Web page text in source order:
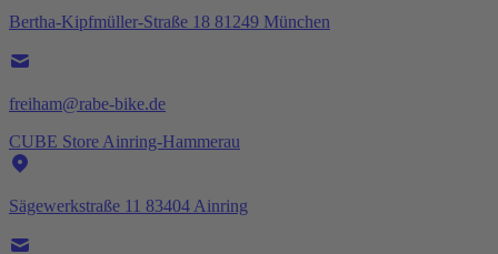
Bertha-Kipfmüller-Straße 18 81249 München
freiham@rabe-bike.de
CUBE Store Ainring-Hammerau
Sägewerkstraße 11 83404 Ainring